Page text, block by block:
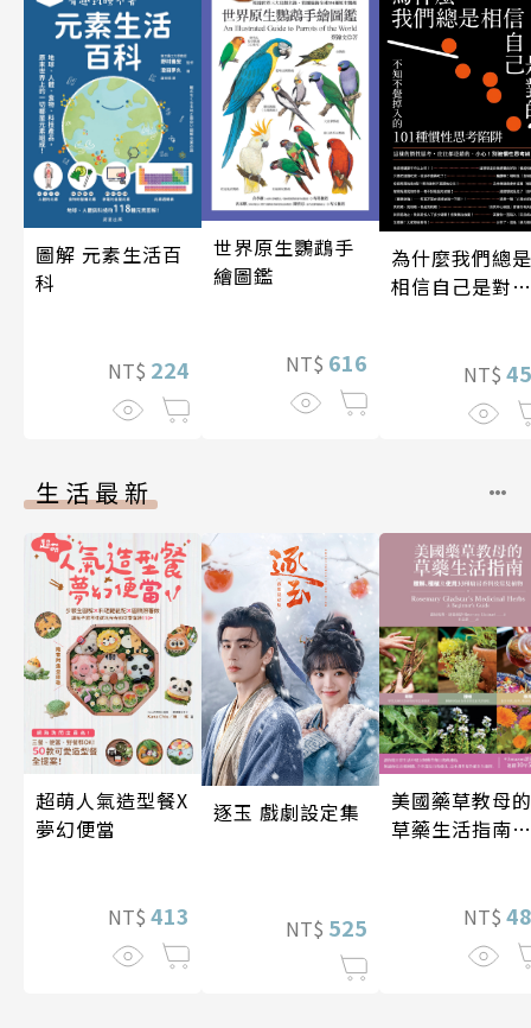
圖解 元素生活百
科
NT$ 224
世界原生鸚鵡手
繪圖鑑
NT$ 616
為什麼我們總是
相信自己是對
NT$
生活最新
超萌人氣造型餐X
夢幻便當
NT$ 413
逐玉 戲劇設定集
NT$ 525
美國藥草教母的
草藥生活指南
NT$